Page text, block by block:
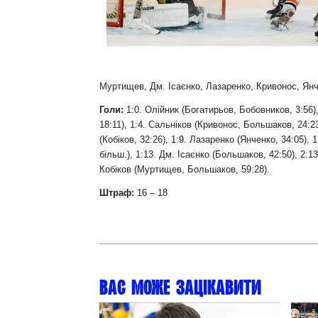
Муртищев, Дм. Ісаєнко, Лазаренко, Кривонос,
Голи: 1:0. Олійник (Богатирьов, Бобовников,
18:11), 1:4. Сальніков (Кривонос, Большаков,
(Кобіков, 32:26), 1:9. Лазаренко (Янченко,
більш.), 1:13. Дм. Ісаєнко (Большаков, 42:50),
Кобіков (Муртищев, Большаков, 59:28).
Штраф: 16 – 18
Вас може зацікавити